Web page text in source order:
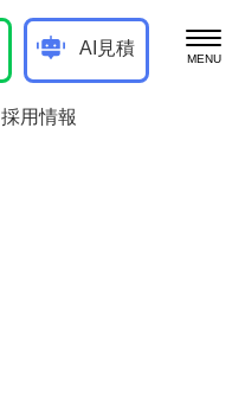
AI見積
採用情報